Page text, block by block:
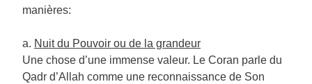
manières:
a. Nuit du Pouvoir ou de la grandeur
Une chose d’une immense valeur. Le Coran parle du
Qadr d’Allah comme une reconnaissance de Son